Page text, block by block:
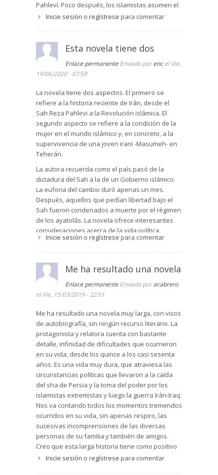
Pahleví. Poco después, los islamistas asumen el
poder y persiguen a sus antiguos aliados, tanto
Masumeh sufre directamente los vaivenes
políticos, y la protagonista se ve obligada a
defender con todas sus fuerzas a sus hijos.
La narración intimista y la profusión de detalles
primera hasta la última página, a pesar de
desarrollarse en un ambiente desconocido para
la mayoría de los lectores. El estilo es sencillo, sin
grandes pretensiones literarias, a pesar de
incluir algunos poemas de autores
contemporáneos persas.
Me ha gustado mucho.
Inicie sesión o regístrese para comentar
Esta novela tiene dos
Enlace permanente Enviado porencel Vie,
19/06/2020 - 07:59
La novela tiene dos aspectos. El primero se
refiere a la historia reciente de Irán, desde el
Sah Reza Pahlevi a la Revolución islámica. El
segundo aspecto se refiere a la condición de la
mujer en el mundo islámico y, en concreto, a la
supervivencia de una joven iraní -Masumeh- en
Teherán.
La autora recuerda como el país pasó de la
dictadura del Sah a la de un Gobierno islámico.
La euforia del cambio duró apenas un mes.
Después, aquellos que pedían libertad bajo el
Sah fueron condenados a muerte por el régimen
de los ayatolás. La novela ofrece interesantes
consideraciones acerca de la vida política.
juvenilmente enamorada de Said, empleado de
una farmacia. Con la complicidad de una
amiga intercambian notas y miradas. El hecho
llega al conocimiento de la familia de Masumeh,
que lo considera deshonroso, y fuerza a la
Masumeh es arrastrada a desposar a Hamid, un
hombre al que no conoce ni desea. También
Hamid, que depende económicamente de su
familia, acepta el desposorio sin ilusión ni ganas.
A lo largo de la novela comprobamos como
ciertas tradiciones del mundo islámico, como
pueden ser el velo, los matrimonios concertados,
las espesas barbas o la misma ablación genital,
se presentan como preceptos religiosos pero no
son más que costumbres anticuadas que no
todos aceptan ni viven. En muchos casos se trata
de tradiciones de ámbito exclusivamente local.
En Teherán se ve con naturalidad que las
jóvenes estudien, pero la familia de Masumeh
Inicie sesión o regístrese para comentar
Me ha resultado una novela
Enlace permanente Enviado poracabrero
el Vie, 15/03/2019 - 22:01
Me ha resultado una novela muy larga, con visos
de autobiografía, sin ningún recurso literario. La
protagonista y relatora cuenta con bastante
detalle, infinidad de dificultades que ocurrieron
en su vida, desde los quince a los casi sesenta
años. Es una vida muy dura, que atraviesa las
circunstancias políticas que llevaron a la caída
del sha de Persia y la toma del poder por los
islamistas extremistas y luego la guerra Irán-Iraq.
Nos va contando todos los momentos tremendos
ocurridos en su vida, sin apenas respiro, las
sucesivas incomprensiones de las diversas
personas de su familia y también de amigos.
Creo que esta larga historia tiene como positivo
que se muestra una personalidad muy fuerte,
Inicie sesión o regístrese para comentar